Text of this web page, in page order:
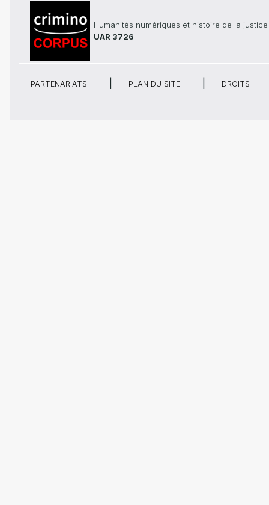
Humanités numériques et histoire de la justice
UAR 3726
PARTENARIATS PLAN DU SITE DROITS